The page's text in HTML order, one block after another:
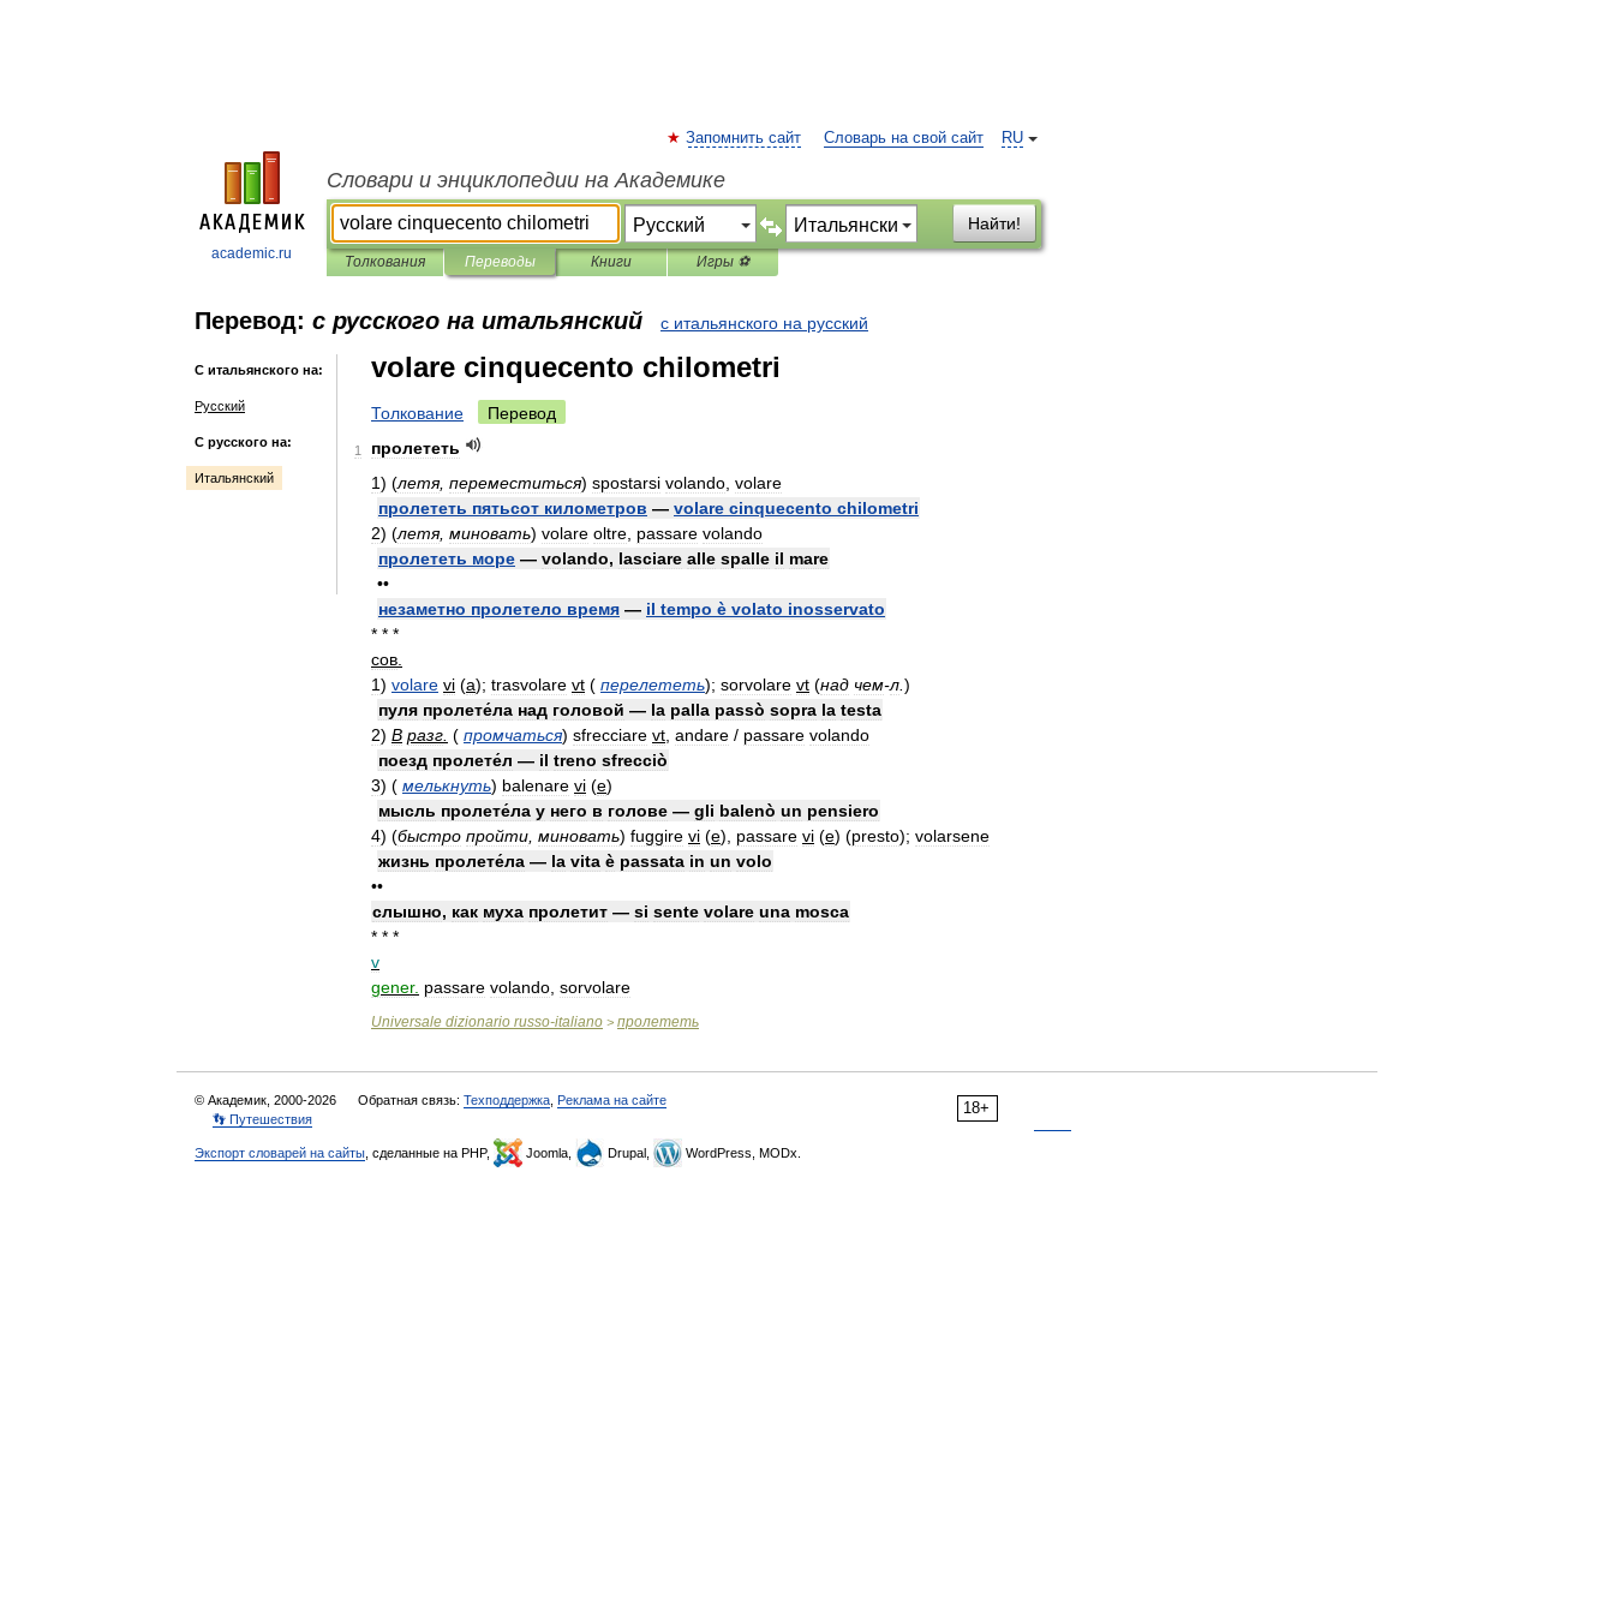
academic.ru
RU
Запомнить сайт Словарь на свой сайт
Словари и энциклопедии на Академике
Найти!
Толкования Переводы Книги Игры ⚽
Перевод: с русского на итальянский с итальянского на русский
С итальянского на:
Русский
С русского на:
Итальянский
volare cinquecento chilometri
Толкование Перевод
1
пролететь
1) (летя, переместиться) spostarsi volando volare
пролететь пятьсот километров — volare cinquecento chilometri
2) (летя, миновать) volare oltre passare volando
пролететь море — volando, lasciare alle spalle il mare
••
незаметно пролетело время — il tempo è volato inosservato
* * *
сов
1) volare vi (a); trasvolare vt ( перелететь); sorvolare vt (над чем-л )
пуля пролете́ла над головой — la palla passò sopra la testa
2) В разг ( промчаться) sfrecciare vt andare / passare volando
поезд пролете́л — il treno sfrecciò
3) ( мелькнуть) balenare vi (e)
мысль пролете́ла у него в голове — gli balenò un pensiero
4) (быстро пройти миновать) fuggire vi (e) passare vi (e) (presto); volarsene
жизнь пролете́ла — la vita è passata in un volo
••
слышно, как муха пролетит — si sente volare una mosca
* * *
v
gener. passare volando sorvolare
Universale dizionario russo-italiano > пролететь
18+
© Академик, 2000-2026 Обратная связь: Техподдержка Реклама на сайте
👣 Путешествия
Экспорт словарей на сайты , сделанные на PHP, Joomla, Drupal, WordPress, MODx.